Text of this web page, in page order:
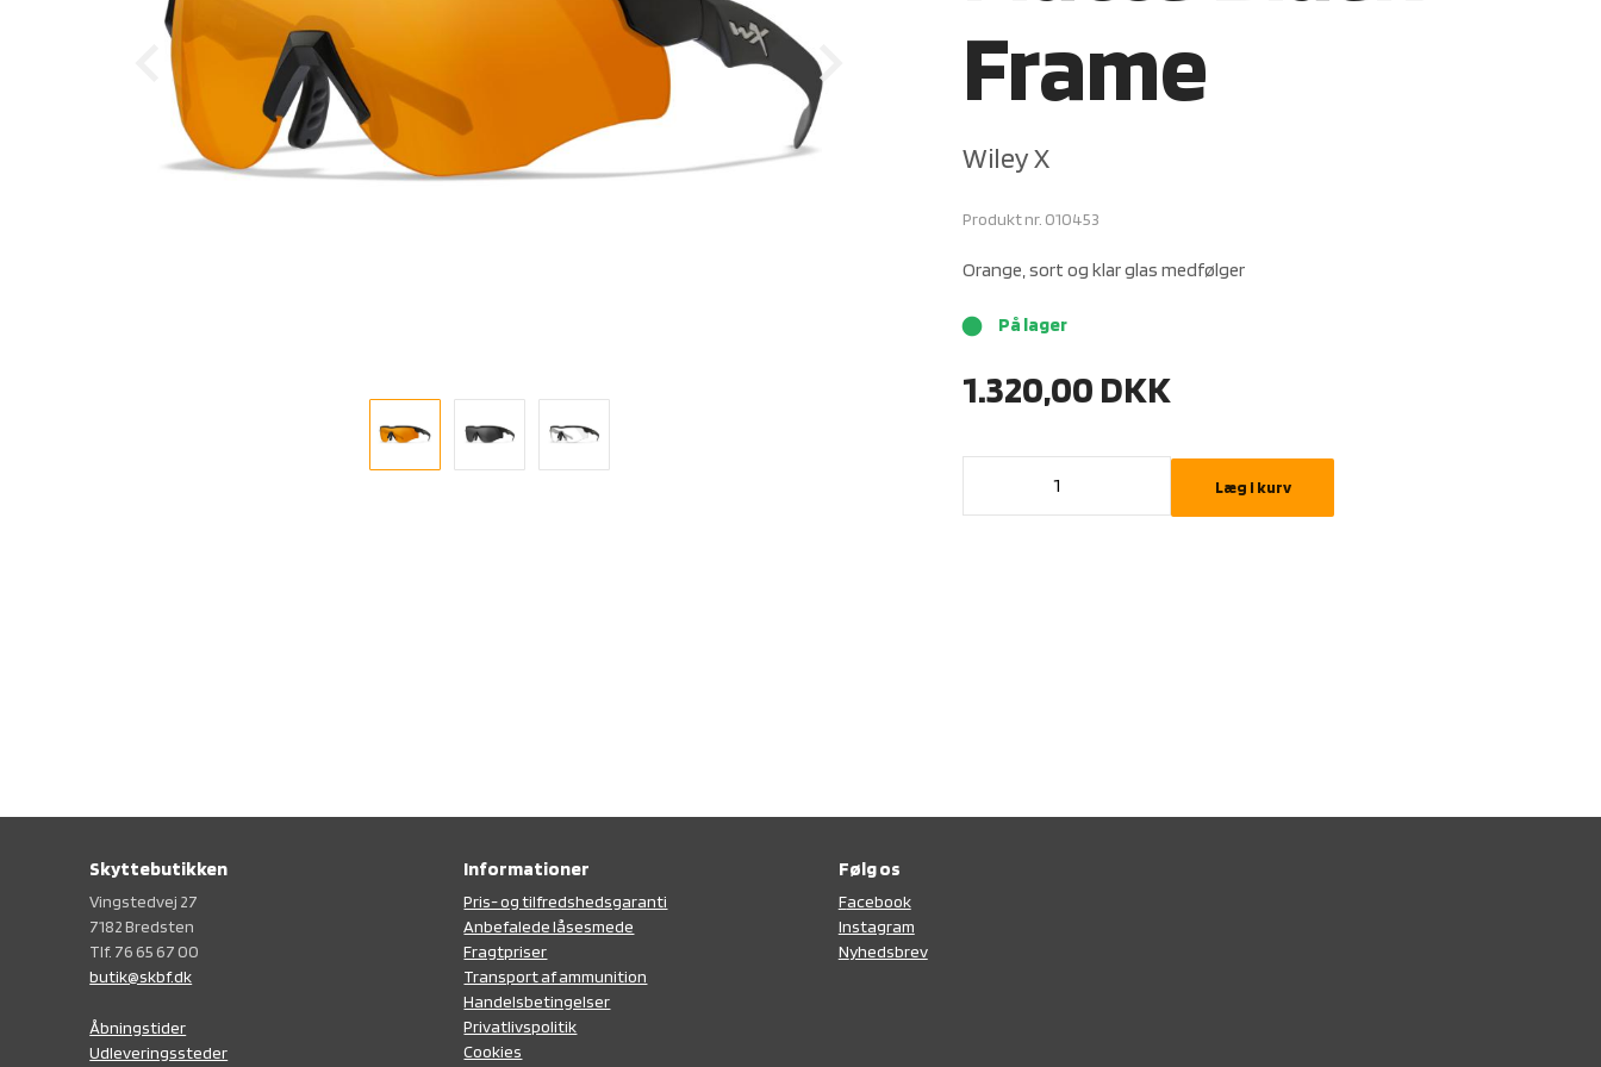
Frame
Wiley X
Produkt nr. 010453
Orange, sort og klar glas medfølger
brightness_1 På lager
1.320,00 DKK
Læg i kurv
Skyttebutikken
Vingstedvej 27
7182 Bredsten
Tlf. 76 65 67 00
butik@skbf.dk
Åbningstider
Udleveringssteder
Informationer
Pris- og tilfredshedsgaranti
Anbefalede låsesmede
Fragtpriser
Transport af ammunition
Handelsbetingelser
Privatlivspolitik
Cookies
Følg os
Facebook
Instagram
Nyhedsbrev